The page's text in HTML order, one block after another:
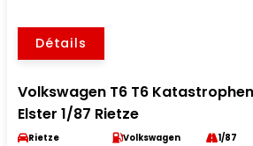
Détails
Volkswagen T6 T6
Elster 1/87 Rietze
Rietze Volkswagen 1/87